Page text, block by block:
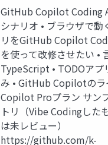
GitHub Copilot Coding
シナリオ • ブラウザで動
リをGitHub Copilot
を使って改修させたい •
TypeScript • TODOアプ
み • GitHub Copilotのラ
Copilot Proプラン サン
トリ（Vibe Codingした
は未レビュー）
https://github.com/k-